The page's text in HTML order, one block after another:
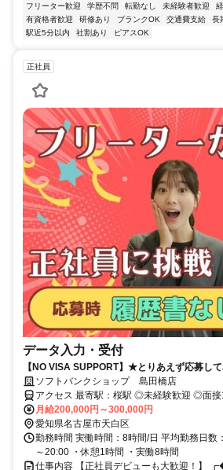
フリーター歓迎
学歴不問 転勤なし 未経験者歓迎
有資格者歓迎
研修あり ブランクOK 交通費支給 長
駅近5分以内
社割あり ピアスOK
正社員
データ入力・受付
【NO VISA SUPPORT】★とりあえず応募し
短1週間で内定可！正社員デビューにオススメ★
ソフトバンクショップ 島田橋店
アクセス 最寄駅：桜駅 ◎未経験歓迎 ◎面
月給200,000円～300,000円
愛知県名古屋市天白区
勤務時間 実働時間：8時間/日 平均勤務日数
～20:00 ・休憩1時間 ・実働8時間
仕事内容 【正社員デビューも大歓迎